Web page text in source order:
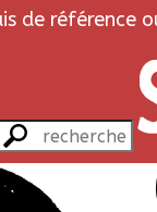
de référence